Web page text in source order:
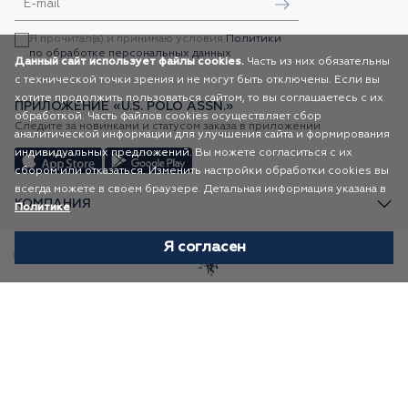
КОМПАНИЯ
Я прочитал(а) и принимаю условия Политики
по обработке персональных данных
ПРИЛОЖЕНИЕ «U.S. POLO ASSN.»
Следите за новинками и статусом заказа в приложении
Данный сайт использует файлы cookies. Часть из них обязательны
с технической точки зрения и не могут быть отключены. Если вы
хотите продолжить пользоваться сайтом, то вы соглашаетесь с их
обработкой. Часть файлов cookies осуществляет сбор
аналитической информации для улучшения сайта и формирования
индивидуальных предложений. Вы можете согласиться с их
сбором или отказаться. Изменить настройки обработки cookies вы
всегда можете в своем браузере. Детальная информация указана в
Политике
Я согласен